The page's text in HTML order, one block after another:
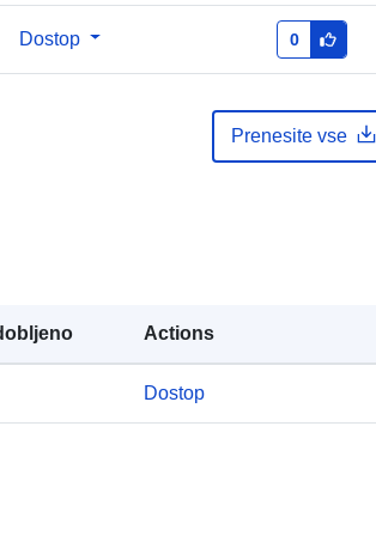
Dostop 0
Prenesite vse
Actions
Dostop
831120-5
http://data.europa.eu/88u/dataset/83
-
31 December 2021
Taux de pauvreté administratif par